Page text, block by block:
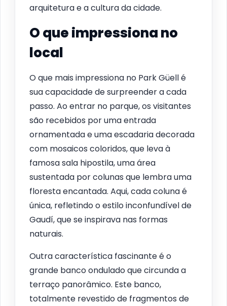
arquitetura e a cultura da cidade.
O que impressiona no
local
O que mais impressiona no Park Güell é
sua capacidade de surpreender a cada
passo. Ao entrar no parque, os visitantes
são recebidos por uma entrada
ornamentada e uma escadaria decorada
com mosaicos coloridos, que leva à
famosa sala hipostila, uma área
sustentada por colunas que lembra uma
floresta encantada. Aqui, cada coluna é
única, refletindo o estilo inconfundível de
Gaudí, que se inspirava nas formas
naturais.
Outra característica fascinante é o
grande banco ondulado que circunda a
terraço panorâmico. Este banco,
totalmente revestido de fragmentos de